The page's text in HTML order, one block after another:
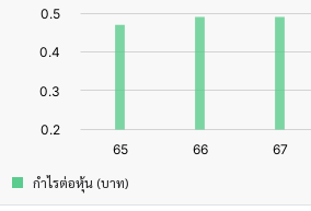
กำไรต่อหุ้น (บาท)